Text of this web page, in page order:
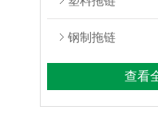
钢制拖链
查看